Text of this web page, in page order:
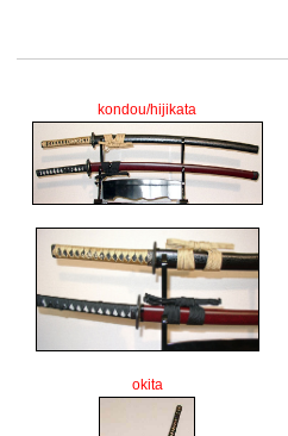
kondou/hijikata
okita